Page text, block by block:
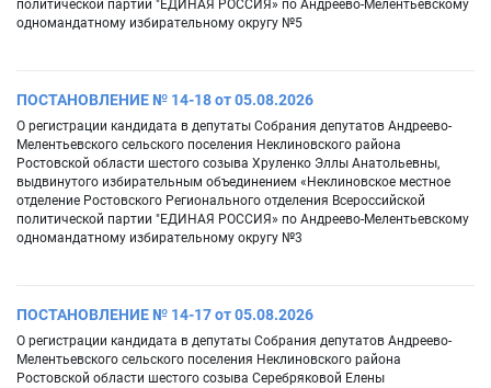
политической партии "ЕДИНАЯ РОССИЯ» по Андреево-Мелентьевскому
одномандатному избирательному округу №5
ПОСТАНОВЛЕНИЕ № 14-18 от 05.08.2026
О регистрации кандидата в депутаты Собрания депутатов Андреево-
Мелентьевского сельского поселения Неклиновского района
Ростовской области шестого созыва Хруленко Эллы Анатольевны,
выдвинутого избирательным объединением «Неклиновское местное
отделение Ростовского Регионального отделения Всероссийской
политической партии "ЕДИНАЯ РОССИЯ» по Андреево-Мелентьевскому
одномандатному избирательному округу №3
ПОСТАНОВЛЕНИЕ № 14-17 от 05.08.2026
О регистрации кандидата в депутаты Собрания депутатов Андреево-
Мелентьевского сельского поселения Неклиновского района
Ростовской области шестого созыва Серебряковой Елены